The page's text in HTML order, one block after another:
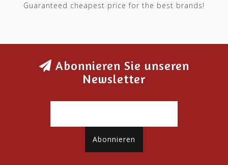
Guaranteed cheapest price for the best brands!
Abonnieren Sie unseren
Newsletter
Abonnieren